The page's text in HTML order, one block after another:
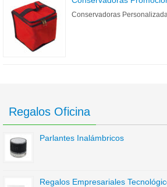
Conservadoras
Regalos Oficina
Parlantes Inalámbricos
Regalos Empresariales